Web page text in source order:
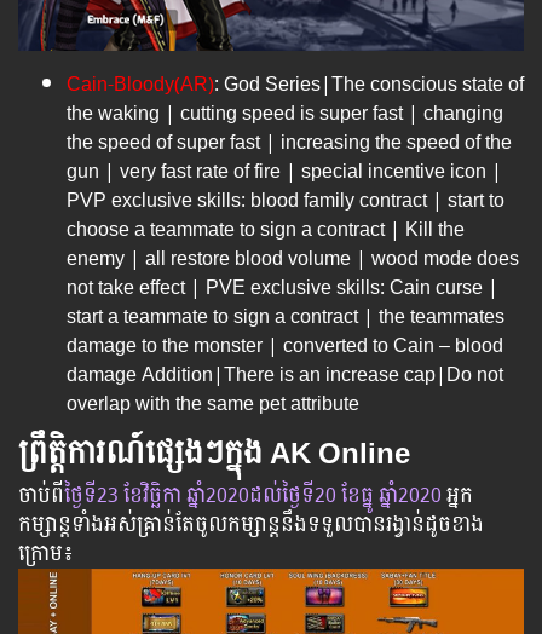
Cain-Bloody(AR): God Series|The conscious state of
the waking | cutting speed is super fast | changing
the speed of super fast | increasing the speed of the
gun | very fast rate of fire | special incentive icon |
PVP exclusive skills: blood family contract | start to
choose a teammate to sign a contract | Kill the
enemy | all restore blood volume | wood mode does
not take effect | PVE exclusive skills: Cain curse |
start a teammate to sign a contract | the teammates
damage to the monster | converted to Cain – blood
damage Addition|There is an increase cap|Do not
overlap with the same pet attribute
ព្រឹត្តិការណ៍ផ្សេងៗក្នុង AK Online
ចាប់​ពី​ថ្ងៃ​ទី23 ខែវិច្ឆិកា​ ឆ្នាំ2020ដល់​ថ្ងៃ​ទី20 ខែធ្នូ​ ឆ្នាំ2020អ្នក​
កម្សាន្ដ​ទាំងអស់​គ្រាន់​តែ​ចូល​កម្សាន្ដ​នឹង​ទទួល​បាន​រង្វាន់​ដូចខាង
ក្រោម​៖